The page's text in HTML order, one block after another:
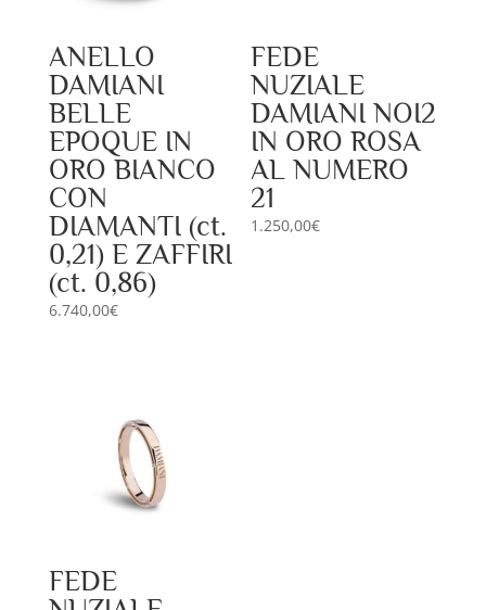
ANELLO
DAMIANI
BELLE
EPOQUE IN
ORO BIANCO
CON
DIAMANTI (ct.
0,21) E ZAFFIRI
(ct. 0,86)
6.740,00€
FEDE
NUZIALE
DAMIANI NOI2
IN ORO ROSA
AL NUMERO
21
1.250,00€
FEDE